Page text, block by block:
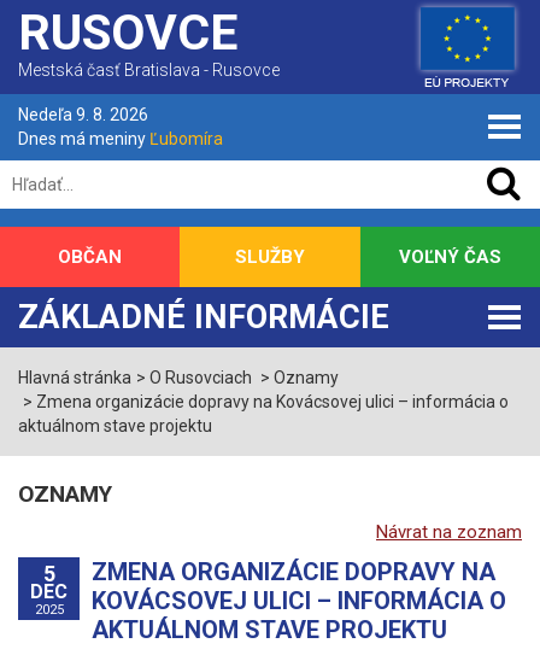
RUSOVCE
Mestská časť Bratislava - Rusovce
Nedeľa 9. 8. 2026
Dnes má meniny Ľubomíra
ZÁKLADNÉ INFORMÁCIE
OBČAN SLUŽBY VOĽNÝ ČAS
Hlavná stránka O Rusovciach
Oznamy
Zmena organizácie dopravy na Kovácsovej ulici – informácia o
aktuálnom stave projektu
OZNAMY
Návrat na zoznam
5
DEC
2025
ZMENA ORGANIZÁCIE DOPRAVY NA
KOVÁCSOVEJ ULICI – INFORMÁCIA O
AKTUÁLNOM STAVE PROJEKTU